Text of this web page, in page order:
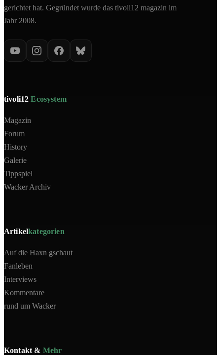
gerichtet hat. Gegründet wurde das tivoli12 magazin im
Jahr 2008.
tivoli12Ecosystem
Magazin
Forum
History
Galerie
Tippspiel
Wacker Archiv
Artikelkategorien
Auf die Haxn gschaut
Fanleben
Interviews
Kommentare
rund um Wacker
Kontakt & Mehr